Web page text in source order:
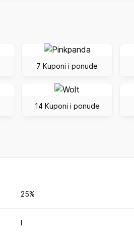
7 Kuponi i ponude
14 Kuponi i ponude
25%
I